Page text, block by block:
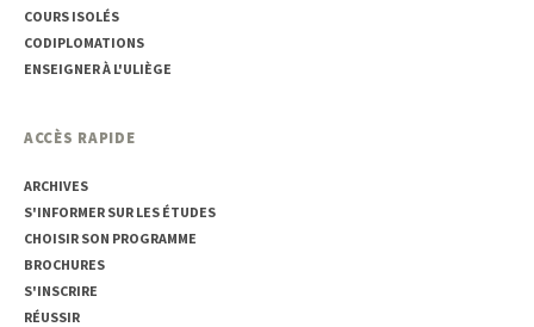
COURS ISOLÉS
CODIPLOMATIONS
ENSEIGNER À L'ULIÈGE
ACCÈS RAPIDE
ARCHIVES
S'INFORMER SUR LES ÉTUDES
CHOISIR SON PROGRAMME
BROCHURES
S'INSCRIRE
RÉUSSIR